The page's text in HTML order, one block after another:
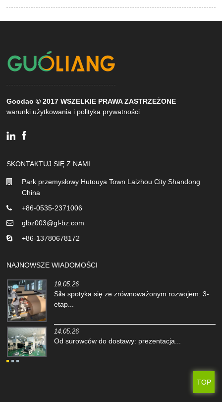
Goodao © 2017 WSZELKIE PRAWA ZASTRZEŻONE
warunki użytkowania i polityka prywatności
SKONTAKTUJ SIĘ Z NAMI
Park przemysłowy Hutouya Town Laizhou City Shandong
China
+86-0535-2371006
glbz003@gl-bz.com
+86-13780678172
NAJNOWSZE WIADOMOŚCI
19.05.26
Siła spotyka się ze zrównoważonym rozwojem: 3-
etap...
14.05.26
Od surowców do dostawy: prezentacja...
TOP